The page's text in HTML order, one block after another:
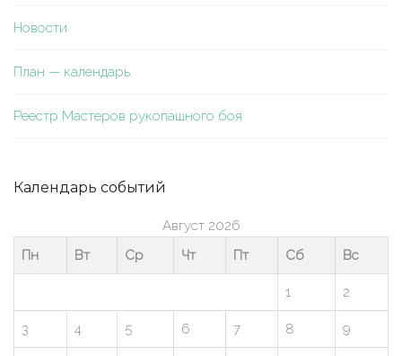
Новости
План — календарь
Реестр Мастеров рукопашного боя
Календарь событий
Август 2026
Пн
Вт Ср Чт Пт Сб Вс
1 2
3 4 5 6 7 8 9